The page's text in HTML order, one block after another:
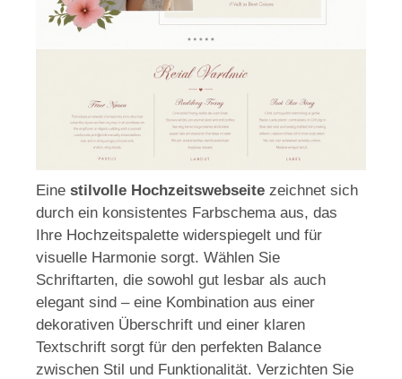
Eine stilvolle Hochzeitswebseite zeichnet sich
durch ein konsistentes Farbschema aus, das
Ihre Hochzeitspalette widerspiegelt und für
visuelle Harmonie sorgt. Wählen Sie
Schriftarten, die sowohl gut lesbar als auch
elegant sind – eine Kombination aus einer
dekorativen Überschrift und einer klaren
Textschrift sorgt für den perfekten Balance
zwischen Stil und Funktionalität. Verzichten Sie